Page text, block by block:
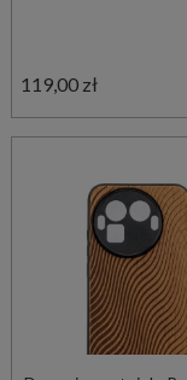
119,00 zł